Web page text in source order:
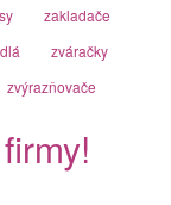
zakladače
zváračky
zvýrazňovače